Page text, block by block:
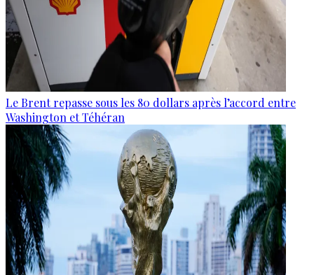
Le Brent repasse sous les 80 dollars après l’accord entre
Washington et Téhéran